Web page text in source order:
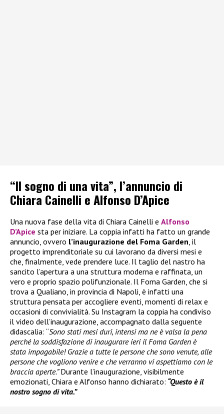
“Il sogno di una vita”, l’annuncio di
Chiara Cainelli e Alfonso D’Apice
Una nuova fase della vita di Chiara Cainelli e Alfonso
D’Apice sta per iniziare. La coppia infatti ha fatto un grande
annuncio, ovvero l’inaugurazione del Foma Garden, il
progetto imprenditoriale su cui lavorano da diversi mesi e
che, finalmente, vede prendere luce. Il taglio del nastro ha
sancito l’apertura a una struttura moderna e raffinata, un
vero e proprio spazio polifunzionale. Il Foma Garden, che si
trova a Qualiano, in provincia di Napoli, è infatti una
struttura pensata per accogliere eventi, momenti di relax e
occasioni di convivialità. Su Instagram la coppia ha condiviso
il video dell’inaugurazione, accompagnato dalla seguente
didascalia: “Sono stati mesi duri, intensi ma ne è valsa la pena
perché la soddisfazione di inaugurare ieri il Foma Garden è
stata impagabile! Grazie a tutte le persone che sono venute, alle
persone che vogliono venire e che verranno vi aspettiamo con le
braccia aperte.”Durante l’inaugurazione, visibilmente
emozionati, Chiara e Alfonso hanno dichiarato: “Questo è il
nostro sogno di vita.”